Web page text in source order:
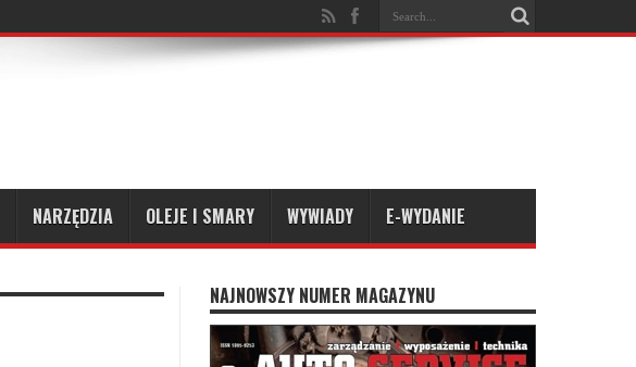
NARZĘDZIA OLEJE I SMARY WYWIADY E-WYDANIE
NAJNOWSZY NUMER MAGAZYNU